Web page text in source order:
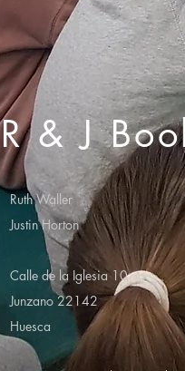
R & J
Ruth Waller
Justin Horton
Calle de la Iglesia 10
Junzano 22142
Huesca